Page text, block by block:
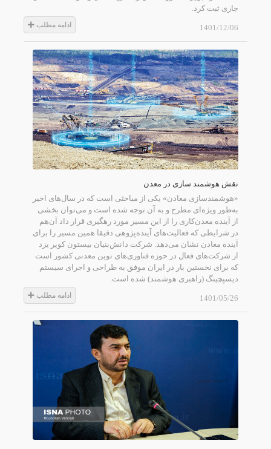
جاری ثبت کرد.
1401/12/06 ادامه مطلب
نقش هوشمند سازی در معدن
«هوشمندسازی معادن» یکی از مباحثی است که در سال‌های اخیر
به‌طور ویژه‌‌ای مطرح و به آن توجه شده است و می‌توان بخشی
از آینده معدن‌کاری را از این مسیر مورد رهگیری قرار داد آن‌‌هم
در شرایطی که فعالیت‌‌های آینده‌‌پژوهی دقیقا همین مسیر را برای
آینده معادن نشان می‌دهد. شرکت دانش‌‌بنیان بیستون کویر یزد
از شرکت‌‌های فعال در حوزه فناوری‌‌های نوین معدنی کشور است
که برای نخستین بار در ایران موفق به طراحی و اجرای سیستم
دیسپچینگ (راهبری هوشمند) شده است.
1401/05/26 ادامه مطلب